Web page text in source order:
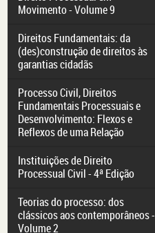
Movimento - Volume 9
Direitos Fundamentais: da
(des)construção de direitos às
garantias cidadãs
Processo Civil, Direitos
Fundamentais Processuais e
Desenvolvimento: Flexos e
Reflexos de uma Relação
Instituições de Direito
Processual Civil - 4ª Edição
Teorias do processo: dos
clássicos aos contemporâneos -
Volume 2